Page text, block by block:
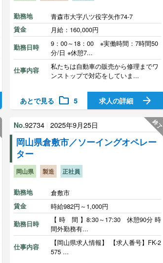
勤務地 青森市大字八ツ役字矢作74-7
賃金 月給：160,000円
勤務日時
9：00～18：00 ※実働時間：7時間50
分/日 ※休憩7...
仕事内容
私たちは自動車の販売から修理までワ
ンストップで対応をしていま...
あとで見る folder 5 求人の詳細 arrow_forward
No.92734 2025年9月25日
岡山県倉敷市／ソーイングオペレー
ター
岡山県 製造 正社員
勤務地 倉敷市
賃金 時給982円～1,000円
勤務日時
【 時 間 】8:30～17:30 休憩90分 時
間外勤務有...
仕事内容
【岡山県求人情報】 【求人番号】FK-2
575 ...
終了